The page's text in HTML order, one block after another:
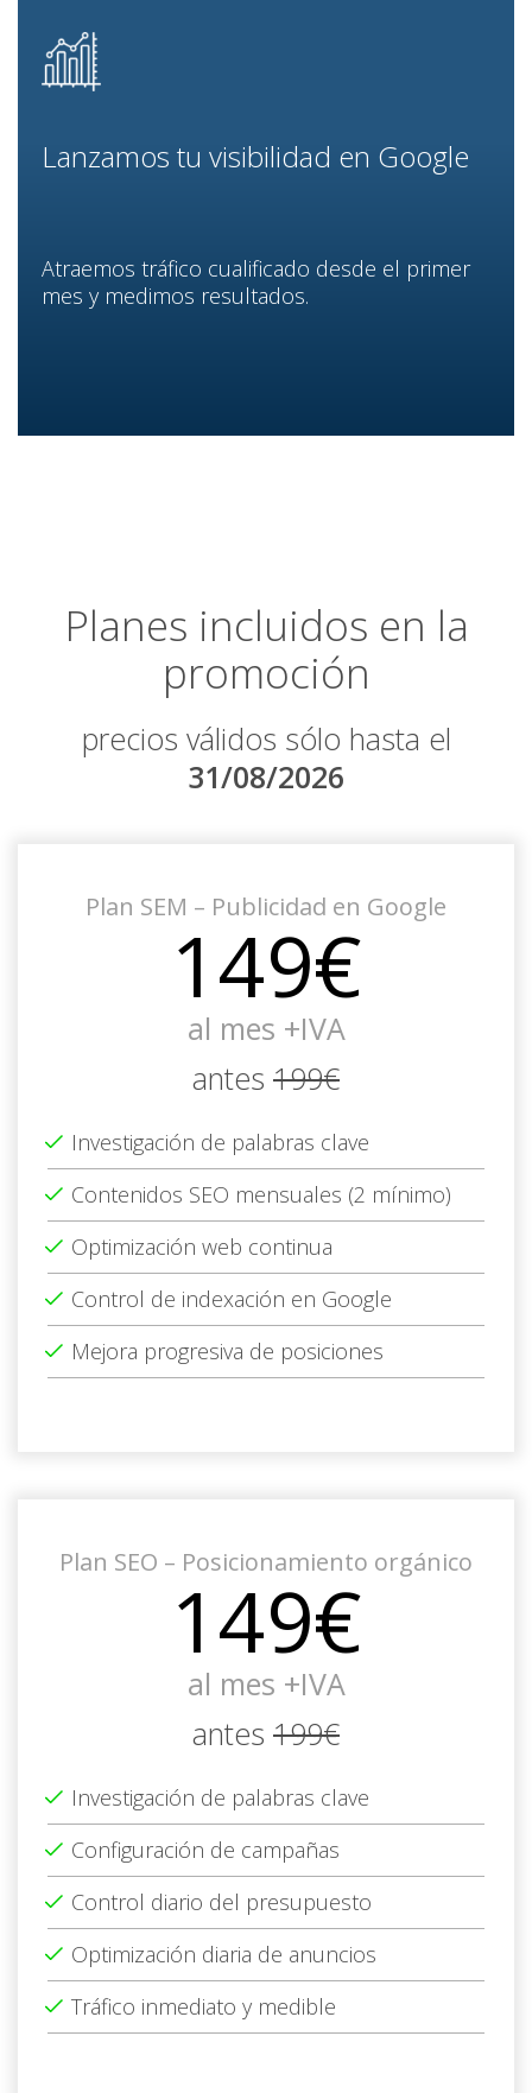
Lanzamos tu visibilidad en Google
Atraemos tráfico cualificado desde el primer
mes y medimos resultados.
Planes incluidos en la
promoción
precios válidos sólo hasta el
31/08/2026
Plan SEM – Publicidad en Google
149€
al mes +IVA
antes 199€
Investigación de palabras clave
Contenidos SEO mensuales (2 mínimo)
Optimización web continua
Control de indexación en Google
Mejora progresiva de posiciones
Plan SEO – Posicionamiento orgánico
149€
al mes +IVA
antes 199€
Investigación de palabras clave
Configuración de campañas
Control diario del presupuesto
Optimización diaria de anuncios
Tráfico inmediato y medible